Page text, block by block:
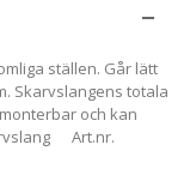
ställen. Går lätt
Skarvslangens totala
och kan
Art.nr.